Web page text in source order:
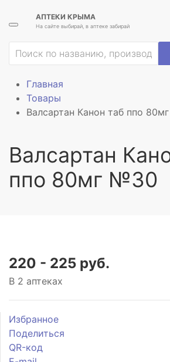
АПТЕКИ КРЫМА
На сайте выбирай, в аптеке забирай
Главная
Товары
Валсартан Канон таб ппо
Валсартан
ппо 80мг №30
220 - 225 руб.
В 2 аптеках
Избранное
Поделиться
QR-код